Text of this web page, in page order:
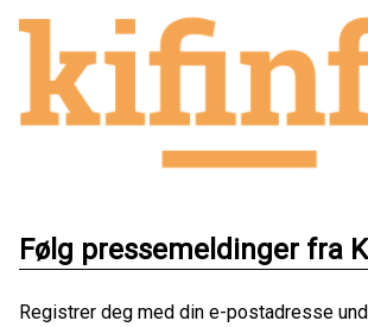
Følg pressemeldinger fra
Registrer deg med din e-postadresse